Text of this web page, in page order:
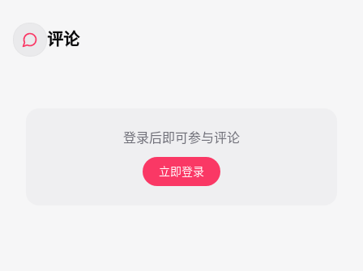
评论
登录后即可参与评论
立即登录